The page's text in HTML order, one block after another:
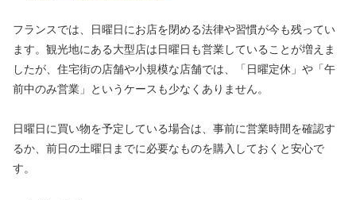
フランスでは、日曜日にお店を閉める法律や習慣が今も残ってい
ます。観光地にある大型店は日曜日も営業していることが増えま
したが、住宅街の店舗や小規模な店舗では、「日曜定休」や「午
前中のみ営業」というケースも少なくありません。
日曜日に買い物を予定している場合は、事前に営業時間を確認す
るか、前日の土曜日までに必要なものを購入しておくと安心で
す。